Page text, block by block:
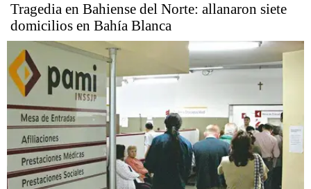
Tragedia en Bahiense del Norte: allanaron siete
domicilios en Bahía Blanca